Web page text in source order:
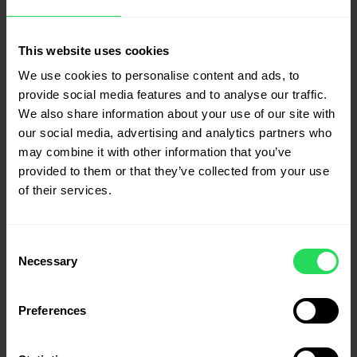
This website uses cookies
We use cookies to personalise content and ads, to
provide social media features and to analyse our traffic.
We also share information about your use of our site with
our social media, advertising and analytics partners who
may combine it with other information that you’ve
provided to them or that they’ve collected from your use
of their services.
Selection
Necessary
Preferences
78.00lei
Semințe decorticate de cânepă 500 g
45.00lei
Batoane cânepă
Breakfast Detox ECO
canepa